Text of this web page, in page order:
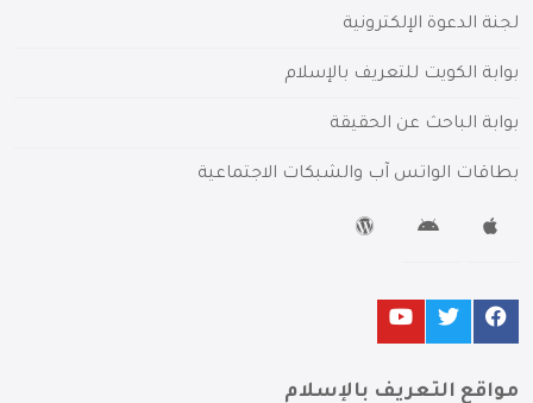
لجنة الدعوة الإلكترونية
بوابة الكويت للتعريف بالإسلام
بوابة الباحث عن الحقيقة
بطاقات الواتس آب والشبكات الاجتماعية
مواقع التعريف بالإسلام